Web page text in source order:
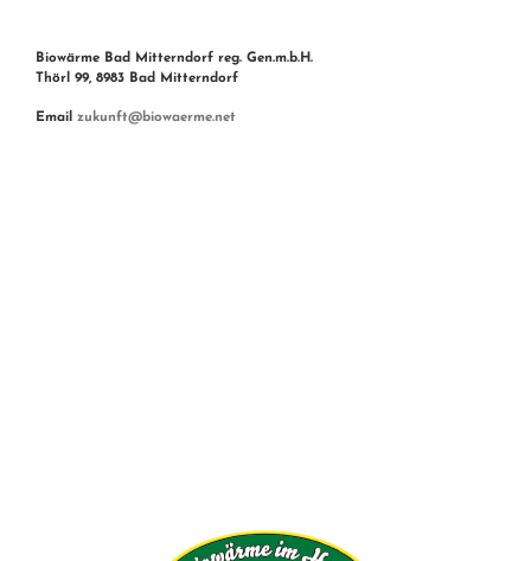
Biowärme Bad Mitterndorf reg. Gen.m.b.H.
Thörl 99, 8983 Bad Mitterndorf
Email zukunft@biowaerme.net